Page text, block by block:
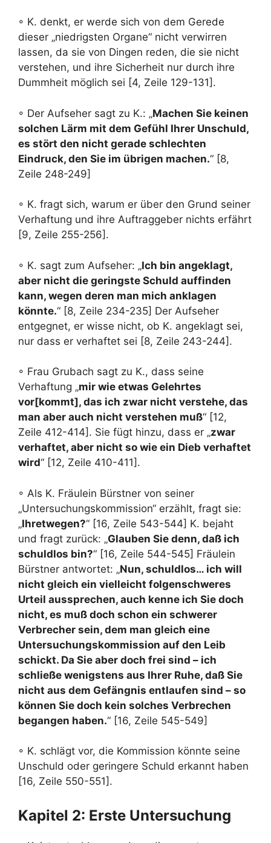
◦ K. denkt, er werde sich von dem Gerede
dieser „niedrigsten Organe“ nicht verwirren
lassen, da sie von Dingen reden, die sie nicht
verstehen, und ihre Sicherheit nur durch ihre
Dummheit möglich sei [4, Zeile 129-131].
◦ Der Aufseher sagt zu K.: „Machen Sie keinen
solchen Lärm mit dem Gefühl Ihrer Unschuld,
es stört den nicht gerade schlechten
Eindruck, den Sie im übrigen machen.“ [8,
Zeile 248-249]
◦ K. fragt sich, warum er über den Grund seiner
Verhaftung und ihre Auftraggeber nichts erfährt
[9, Zeile 255-256].
◦ K. sagt zum Aufseher: „Ich bin angeklagt,
aber nicht die geringste Schuld auffinden
kann, wegen deren man mich anklagen
könnte.“ [8, Zeile 234-235] Der Aufseher
entgegnet, er wisse nicht, ob K. angeklagt sei,
nur dass er verhaftet sei [8, Zeile 243-244].
◦ Frau Grubach sagt zu K., dass seine
Verhaftung „mir wie etwas Gelehrtes
vor[kommt], das ich zwar nicht verstehe, das
man aber auch nicht verstehen muß“ [12,
Zeile 412-414]. Sie fügt hinzu, dass er „zwar
verhaftet, aber nicht so wie ein Dieb verhaftet
wird“ [12, Zeile 410-411].
◦ Als K. Fräulein Bürstner von seiner
„Untersuchungskommission“ erzählt, fragt sie:
„Ihretwegen?“ [16, Zeile 543-544] K. bejaht
und fragt zurück: „Glauben Sie denn, daß ich
schuldlos bin?“ [16, Zeile 544-545] Fräulein
Bürstner antwortet: „Nun, schuldlos… ich will
nicht gleich ein vielleicht folgenschweres
Urteil aussprechen, auch kenne ich Sie doch
nicht, es muß doch schon ein schwerer
Verbrecher sein, dem man gleich eine
Untersuchungskommission auf den Leib
schickt. Da Sie aber doch frei sind – ich
schließe wenigstens aus Ihrer Ruhe, daß Sie
nicht aus dem Gefängnis entlaufen sind – so
können Sie doch kein solches Verbrechen
begangen haben.“ [16, Zeile 545-549]
◦ K. schlägt vor, die Kommission könnte seine
Unschuld oder geringere Schuld erkannt haben
[16, Zeile 550-551].
Kapitel 2: Erste Untersuchung